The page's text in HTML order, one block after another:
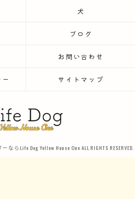
犬
ブログ
お問い合わせ
サイトマップ
Life Dog Yellow House One ALL RIGHTS RESERVED.